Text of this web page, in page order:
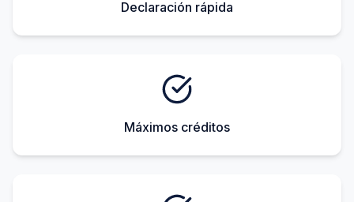
Declaración rápida
Máximos créditos